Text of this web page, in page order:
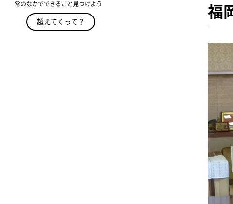
常のなかでできること見つけよう
超えてくって？
福